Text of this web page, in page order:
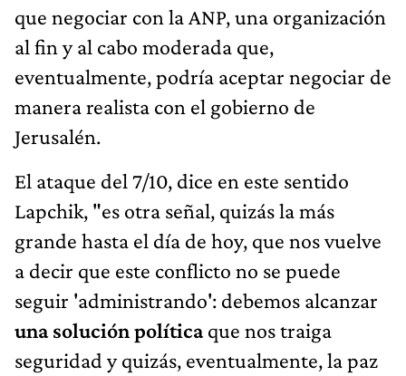
que negociar con la ANP, una organización
al fin y al cabo moderada que,
eventualmente, podría aceptar negociar de
manera realista con el gobierno de
Jerusalén.
El ataque del 7/10, dice en este sentido
Lapchik, "es otra señal, quizás la más
grande hasta el día de hoy, que nos vuelve
a decir que este conflicto no se puede
seguir 'administrando': debemos alcanzar
una solución políticaque nos traiga
seguridad y quizás, eventualmente, la paz